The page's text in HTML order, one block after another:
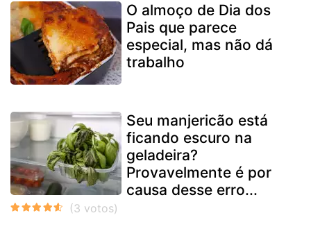
O almoço de Dia dos
Pais que parece
especial, mas não dá
trabalho
Seu manjericão está
ficando escuro na
geladeira?
Provavelmente é por
causa desse erro...